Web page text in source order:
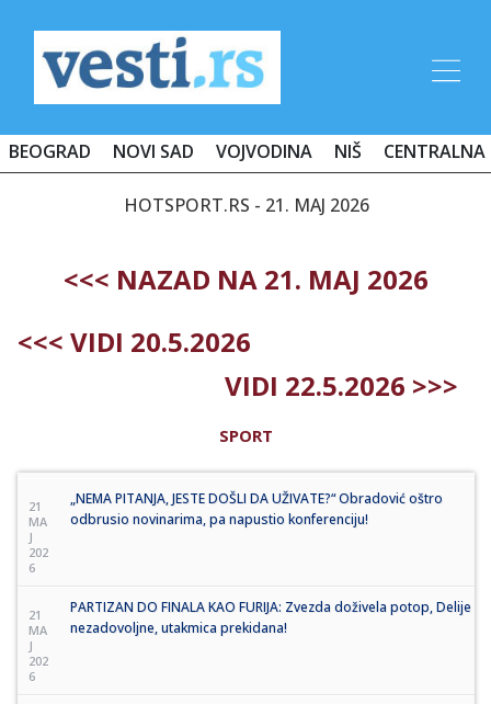
BEOGRAD NOVI SAD VOJVODINA NIŠ CENTRALNA
HOTSPORT.RS - 21. MAJ 2026
<<< NAZAD NA 21. MAJ 2026
<<< VIDI 20.5.2026
VIDI 22.5.2026 >>>
SPORT
21
MA
J
202
6
„NEMA PITANJA, JESTE DOŠLI DA UŽIVATE?“ Obradović oštro
odbrusio novinarima, pa napustio konferenciju!
21
MA
J
202
6
PARTIZAN DO FINALA KAO FURIJA: Zvezda doživela potop, Delije
nezadovoljne, utakmica prekidana!